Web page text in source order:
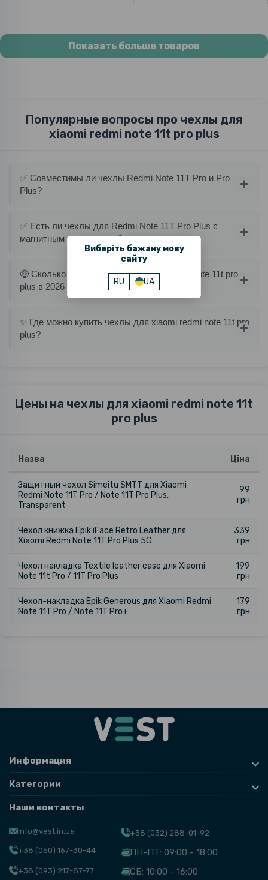
Виберіть бажану мову
сайту
RU UA
Показать больше товаров
Популярные вопросы про чехлы для
xiaomi redmi note 11t pro plus
✅ Совместимы ли чехлы Redmi Note 11T Pro и Pro
Plus?
✅ Есть ли чехлы для Redmi Note 11T Pro Plus с
магнитным держателем?
🤑 Сколько стоят чехлы для xiaomi redmi note 11t pro
plus в 2026 году?
✨ Где можно купить чехлы для xiaomi redmi note 11t pro
plus?
Цены на чехлы для xiaomi redmi note 11t
pro plus
Назва Ціна
Защитный чехол Simeitu SMTT для Xiaomi
Redmi Note 11T Pro / Note 11T Pro Plus,
Transparent
99
грн
Чехол книжка Epik iFace Retro Leather для
Xiaomi Redmi Note 11T Pro Plus 5G
339
грн
Чехол накладка Textile leather саse для Xiaomi
Note 11t Pro / 11T Pro Plus
199
грн
Чехол-накладка Epik Generous для Xiaomi Redmi
Note 11T Pro / Note 11T Pro+
179
грн
Информация
Категории
Наши контакты
info@vest.in.ua
+38 (050) 167-30-44
+38 (093) 217-87-77
+38 (032) 288-01-92
ПН-ПТ: 09:00 - 18:00
СБ: 10:00 - 16:00